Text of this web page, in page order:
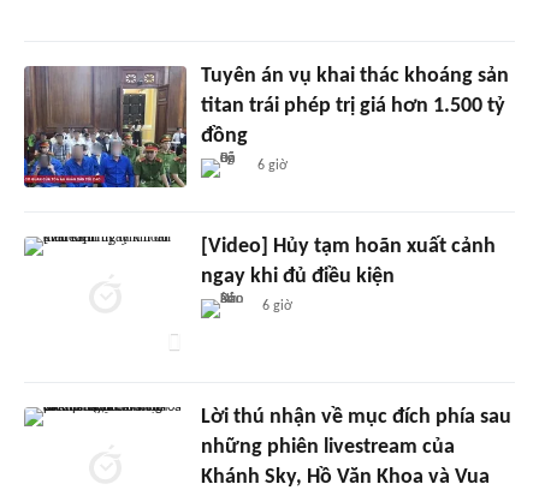
Tuyên án vụ khai thác khoáng sản
titan trái phép trị giá hơn 1.500 tỷ
đồng
6 giờ
[Video] Hủy tạm hoãn xuất cảnh
ngay khi đủ điều kiện
6 giờ
Lời thú nhận về mục đích phía sau
những phiên livestream của
Khánh Sky, Hồ Văn Khoa và Vua